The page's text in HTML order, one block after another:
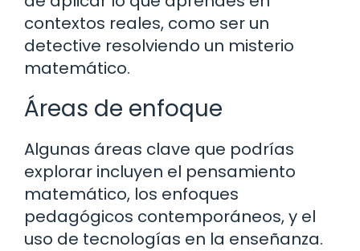
contextos reales, como ser un
detective resolviendo un misterio
matemático.
Áreas de enfoque
Algunas áreas clave que podrías
explorar incluyen el pensamiento
matemático, los enfoques
pedagógicos contemporáneos, y el
uso de tecnologías en la enseñanza.